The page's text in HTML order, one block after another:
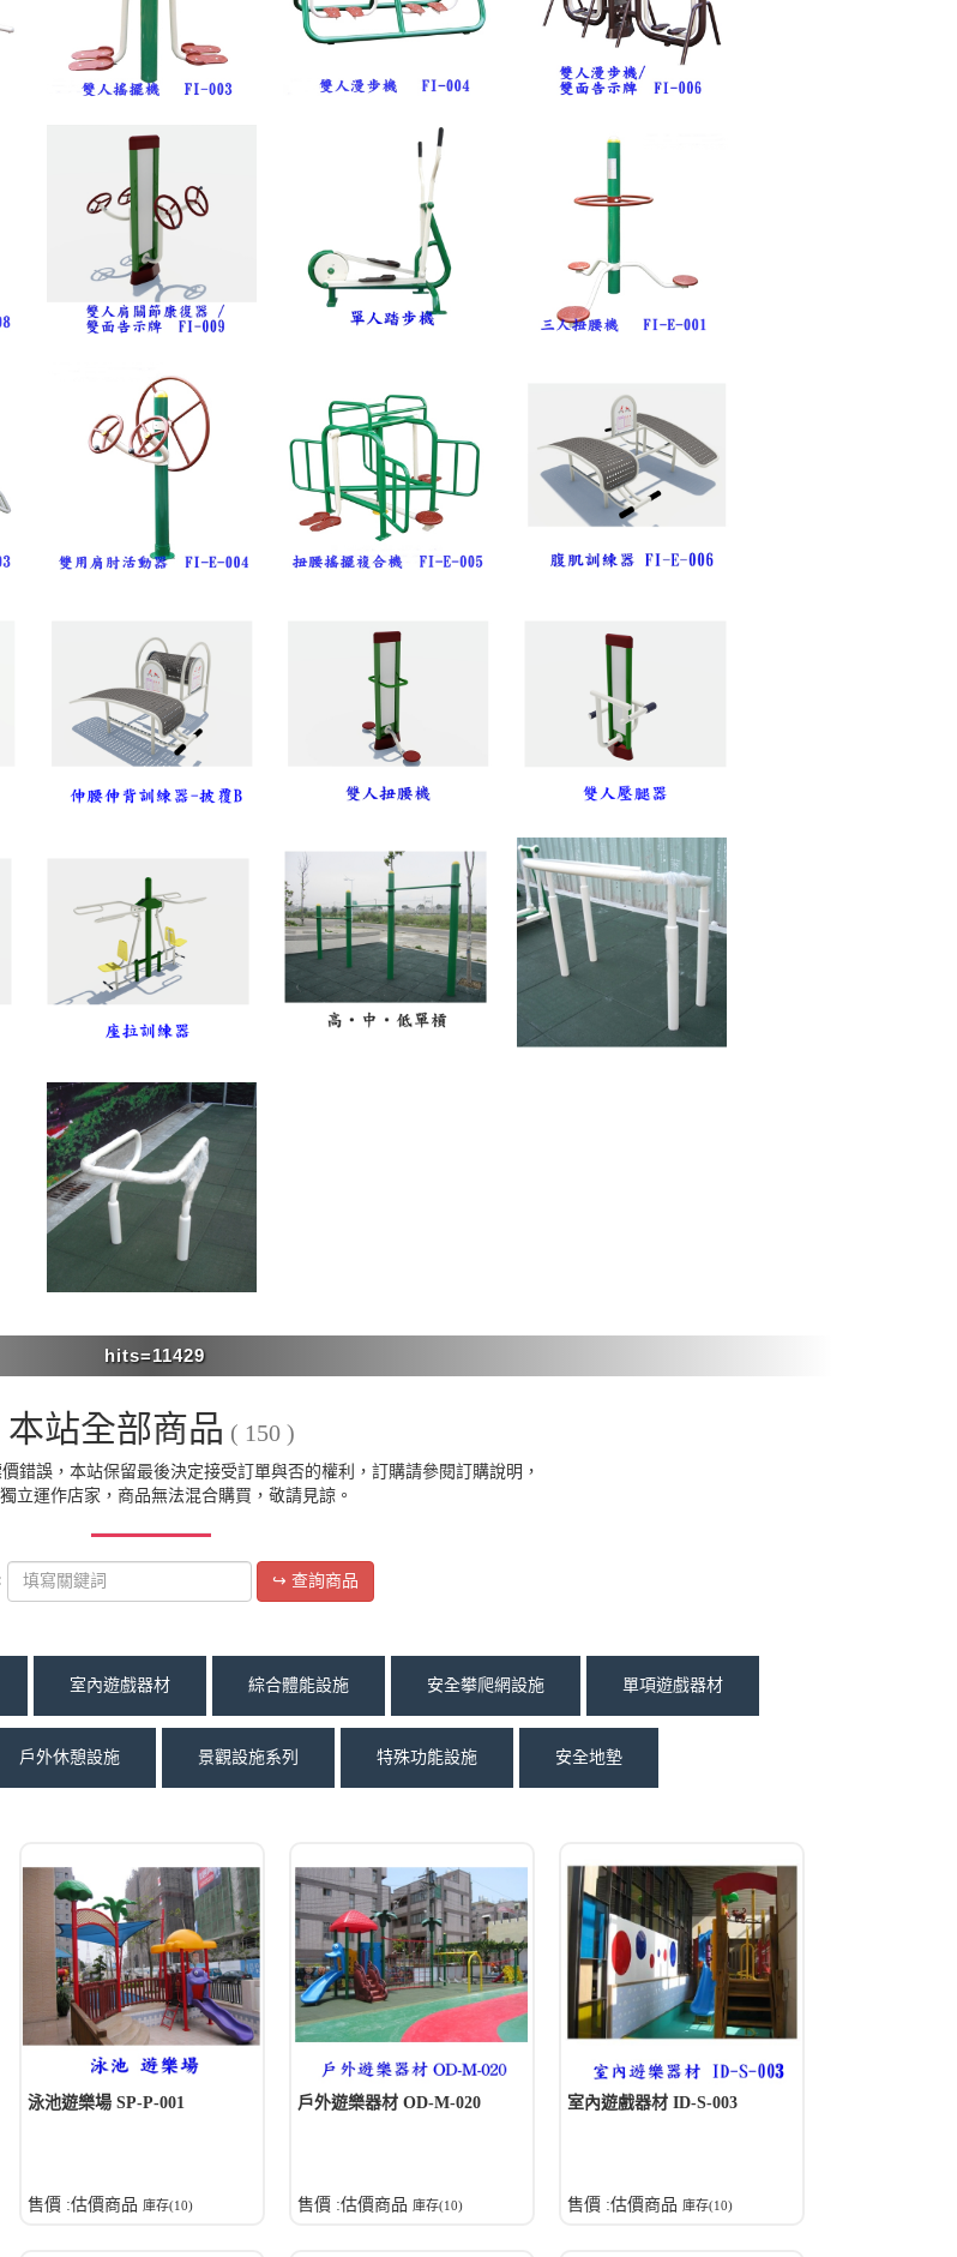
本站全部商品 ( 150 )
錯誤，本站保留最後決定接受訂單與否的權利，訂購請參閱訂購說明，
立運作店家，商品無法混合購買，敬請見諒。
↪ 查詢商品
室內遊戲器材 綜合體能設施 安全攀爬網設施 單項遊戲器材
戶外休憩設施 景觀設施系列 特殊功能設施 安全地墊
泳池遊樂場 SP-P-001
售價 :估價商品 庫存(10)
戶外遊樂器材 OD-M-020
售價 :估價商品 庫存(10)
室內遊戲器材 ID-S-003
售價 :估價商品 庫存(10)